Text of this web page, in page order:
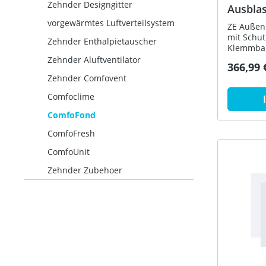
Zehnder Designgitter
vorgewärmtes Luftverteilsystem
Zehnder Enthalpietauscher
Zehnder Aluftventilator
Zehnder Comfovent
Comfoclime
ComfoFond
ComfoFresh
ComfoUnit
Zehnder Zubehoer
90Gr,
ZE
mit
Klemmband Das
sich für
Abluft.
System
366,99